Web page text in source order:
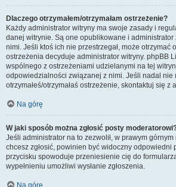
Dlaczego otrzymałem/otrzymałam ostrzeżenie?
Każdy administrator witryny ma swoje zasady i
danej witrynie. Są one opublikowane i
nimi. Jeśli ktoś ich nie przestrzegał, może otrzymać
ostrzeżenia decyduje administrator witryny. phpBB
wspólnego z ostrzeżeniami udzielanymi na tej
odpowiedzialności związanej z nimi. Jeśli nadal nie
otrzymałeś/otrzymałaś ostrzeżenie, skontaktuj się z
Na górę
W jaki sposób można zgłosić posty
Jeśli administrator na to zezwolił, w prawym
chcesz zgłosić, powinien być widoczny odpowiedni
przycisku spowoduje przeniesienie cię do
wypełnieniu umożliwi wysłanie zgłoszenia.
Na górę